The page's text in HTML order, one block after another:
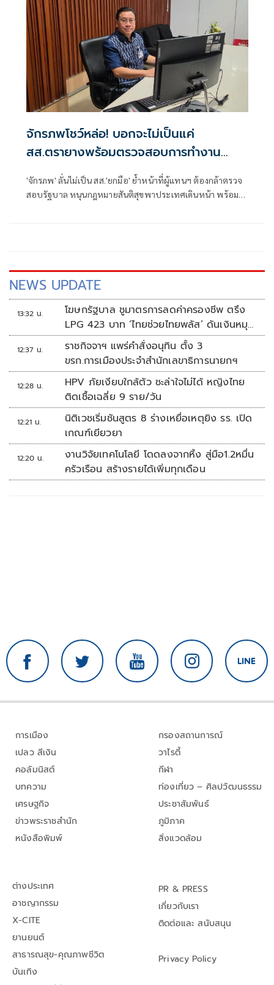
จักรภพโชว์หล่อ! บอกจะไม่เป็นแค่
สส.ตรายางพร้อมตรวจสอบการทำงาน
รัฐบาลด้วย
'จักรภพ' ลั่นไม่เป็น สส.'ยกมือ' ย้ำหน้าที่ผู้แทนฯ ต้องกล้าตรวจ
สอบรัฐบาล หนุนกฎหมายสันติสุขพาประเทศเดินหน้า พร้อมชี้
NEWS UPDATE
13:32 น.
โฆษกรัฐบาล ชูมาตรการลดค่าครองชีพ ตรึง
LPG 423 บาท ‘ไทยช่วยไทยพลัส’ ดันเงินหมุน
แสนล้าน
12:37 น.
ราชกิจจาฯ แพร่คำสั่งอนุทิน ตั้ง 3
ขรก.การเมืองประจำสำนักเลขาธิการนายกฯ
12:28 น.
HPV ภัยเงียบใกล้ตัว ชะล่าใจไม่ได้ หญิงไทย
ติดเชื้อเฉลี่ย 9 ราย/วัน
12:21 น.
นิติเวชเริ่มชันสูตร 8 ร่างเหยื่อเหตุยิง รร. เปิด
เกณฑ์เยียวยา
12:20 น.
งานวิจัยเทคโนโลยี โดดลงจากหิ้ง สู่มือ1.2หมื่น
ครัวเรือน สร้างรายได้เพิ่มทุกเดือน
การเมือง
เปลว สีเงิน
คอลัมนิสต์
บทความ
เศรษฐกิจ
ข่าวพระราชสำนัก
หนังสือพิมพ์
กรองสถานการณ์
วาไรตี้
กีฬา
ท่องเที่ยว – ศิลปวัฒนธรรม
ประชาสัมพันธ์
ภูมิภาค
สิ่งแวดล้อม
ต่างประเทศ
อาชญากรรม
X-CITE
ยานยนต์
สาธารณสุข-คุณภาพชีวิต
บันเทิง
PR & PRESS
เกี่ยวกับเรา
ติดต่อและ สนับสนุน
Privacy Policy